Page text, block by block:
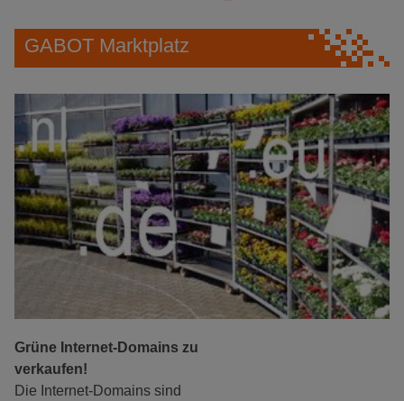
GABOT Marktplatz
Grüne Internet-Domains zu
verkaufen!
Die Internet-Domains sind